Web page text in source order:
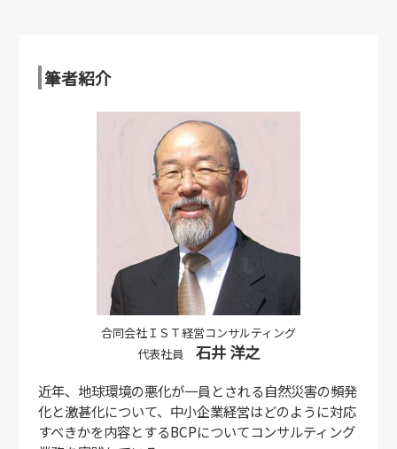
筆者紹介
合同会社ＩＳＴ経営コンサルティング
代表社員
石井 洋之
近年、地球環境の悪化が一員とされる自然災害の頻発
化と激甚化について、中小企業経営はどのように対応
すべきかを内容とするBCPについてコンサルティング